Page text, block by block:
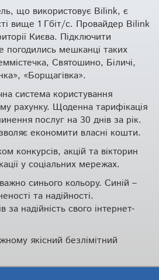
що використовує Bilink, є
вище 1 Гбіт/с. Провайдер Bilink
Києва. Підключити
погодились мешканці таких
Святошино, Біличі,
«Борщагівка».
система користування
рахунку. Щоденна тарифікація
послуг на 30 днів за рік.
економити власні кошти.
конкурсів, акцій та вікторин
у соціальних мережах.
синього кольору. Синій –
та надійності.
за надійність свого інтернет-
якісний безлімітний